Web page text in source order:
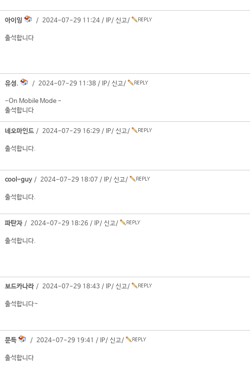
아이잉 / 2024-07-29 11:24 / IP/ 신고/
출석합니다
유성. / 2024-07-29 11:38 / IP/ 신고/
-On Mobile Mode -
출석합니다
네오마인드 / 2024-07-29 16:29 / IP/ 신고/
출석합니다.
cool-guy/ 2024-07-29 18:07 / IP/ 신고/
출석합니다.
파탄자 / 2024-07-29 18:26 / IP/ 신고/
출석합니다.
보드카나라 / 2024-07-29 18:43 / IP/ 신고/
출석합니다~
문득 / 2024-07-29 19:41 / IP/ 신고/
출석합니다